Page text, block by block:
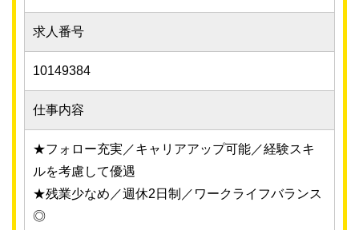
求人番号
10149384
仕事内容
★フォロー充実／キャリアアップ可能／経験スキ
ルを考慮して優遇
★残業少なめ／週休2日制／ワークライフバランス
◎